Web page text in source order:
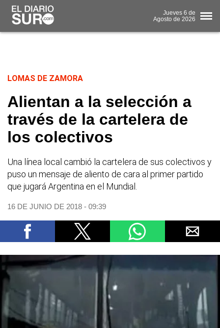
Jueves 6 de
Agosto de 2026
LOMAS DE ZAMORA
Alientan a la selección a
través de la cartelera de
los colectivos
Una línea local cambió la cartelera de sus colectivos y
puso un mensaje de aliento de cara al primer partido
que jugará Argentina en el Mundial.
16 DE JUNIO DE 2018 - 09:39